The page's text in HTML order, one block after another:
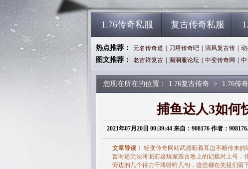
1.76传奇私服 复古传奇私服
热点推荐： 无名传奇道 刀塔传奇吧 清风复古传 动
图文推荐： 老吉祥复古 漏洞服论坛 中变传奇网 中
您现在所在的位置： 1.76复古传奇 > 1.76传
捕鱼达人3如何
2021年07月20日 00:39:44 来自：908176 作者：
文章导读： 轻变传奇网站武器听着耳边不断传来的
暂时还无法将面前这玩家跟古卷上的记载对上号．
旁边的几个得力干将吩咐几句，这些都在先祖们